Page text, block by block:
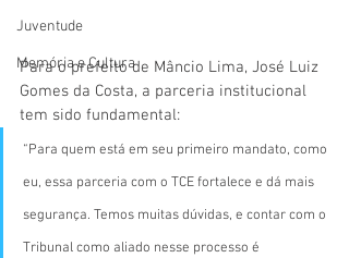
Juventude
Memória e Cultura
Para o prefeito de Mâncio Lima, José Luiz
Gomes da Costa, a parceria institucional
tem sido fundamental:
“Para quem está em seu primeiro mandato, como
eu, essa parceria com o TCE fortalece e dá mais
segurança. Temos muitas dúvidas, e contar com o
Tribunal como aliado nesse processo é